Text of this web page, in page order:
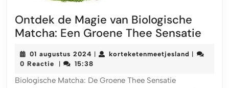
Ontdek de Magie van Biologische
Matcha: Een Groene Thee Sensatie
01 augustus 2024 01
augustus
| korteketenmeetjesland |
0 Reactie | 15:38
Biologische Matcha: De Groene Thee Sensatie